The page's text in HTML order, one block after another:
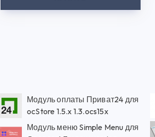
Модуль оплаты Приват24 для
ocStore 1.5.x 1.3.ocs15x
Модуль меню Simple Menu для